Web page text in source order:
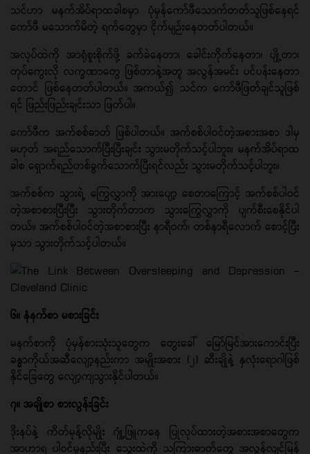
သင်ဟာ မနက်အိပ်ရာထခါစမှာ ပုံမှန်ကော်ဖီသောက်တတ်သူဖြစ်နေရင်
ကော်ဖီ မသောက်မိတဲ့ ရက်တွေမှာ ငိုက်မျဉ်းနေတတ်ပါတယ်။
အလုပ်ထဲကို အာရုံစူးစိုက်ဖို့ ခက်ခဲနေတာ၊ ခေါင်းကိုက်နေတာ၊ ပျို့တာ၊
တုပ်ကွေးလို လက္ခဏာတွေ ဖြစ်တာနဲ့အတူ အလွန်အမင်း ပင်ပန်းနေတာ
တောင် ဖြစ်နေတတ်ပါတယ်။ အကယ်၍ သင်က ကော်ဖီဖြတ်ချင်သူဖြစ်
ရင် ဖြည်းဖြည်းချင်းသာ ဖြတ်ပါ။
ကော်ဖီက အက်စစ်ဓာတ် ဖြစ်ပါတယ်။ အက်စစ်ပါဝင်တဲ့အစားအစာ ဒါမှ
မဟုတ် အရည်သောက်ပြီးပြီးချင်း သွားမတိုက်သင့်ပါဘူး။ မနက်အိပ်ရာထ
ခါစ ရှောက်ရည်တစ်ခွက်သောက်ပြီးရင်လည်း သွားမတိုက်သင့်ပါဘူး။
အက်စစ်က သွားရဲ့ ကြွေလွှာကို အားပျော့ စေတာကြောင့် အက်စစ်ပါဝင်
တဲ့အစာစားပြီးပြီး သွားတိုက်တာက သွားကြွေလွှာကို ပျက်စီးစေနိုင်ပါ
တယ်။ အက်စစ်ပါဝင်တဲ့အစာစားပြီး နာရီဝက်၊ တစ်နာရီလောက် စောင့်ပြီး
မှသာ သွားတိုက်သင့်ပါတယ်။
၆။ နံနက်စာ မစားခြင်း
မနက်စာကို ပုံမှန်စားသုံးသူတွေက တွေးခေါ် မြော်မြင်အားကောင်းပြီး
ခန္ဓာကိုယ်အဆီလျော့နည်းကာ အမျိုးအစား (၂) ဆီးချိုနဲ့ နှလုံးရောဂါဖြစ်
နိုင်ခြေတွေ လျော့ကျသွားနိုင်ပါတယ်။
၇။ အချိုစာ စားလွန်းခြင်း
ဒိုးနပ်နဲ့ ကိတ်မုန့်လိုမျိုး ဂျုံ့ဖြူကနေ ပြုလုပ်ထားတဲ့အစားအစာတွေက
အာဟာရ ပါဝင်မှုနည်းပြီး သွေးထဲကို သကြားဓာတ်တွေ အလွန်လျင်မြန်